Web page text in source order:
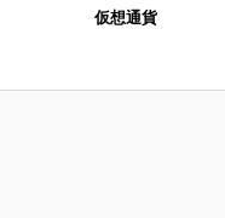
仮想通貨